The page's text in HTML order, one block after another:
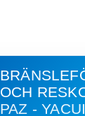
OCH
PAZ -